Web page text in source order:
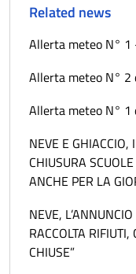
Related news
Allerta meteo N°
Allerta meteo N° 2
Allerta meteo N° 1
NEVE E GHIACCIO,
CHIUSURA
ANCHE PER LA
NEVE,
RACCOLTA
CHIUSE”